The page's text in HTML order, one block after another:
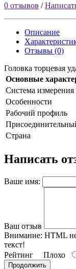
0 отзывов /
Описание
Отзывы (0)
Головка торцевая
Основные
Cиcтeмa измepeния
Ocoбeннocти
Paбoчий пpoфиль
Страна
Написать
Ваше имя:
Ваш отзыв
Внимание: HTML
текст!
Рейтинг Плохо
Продолжить